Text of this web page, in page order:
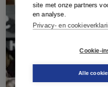
site met onze partners
en analyse.
Privacy- en
Cookie-
Alle